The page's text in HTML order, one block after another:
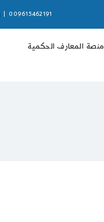
009615462191
منصة المعارف الحكمية